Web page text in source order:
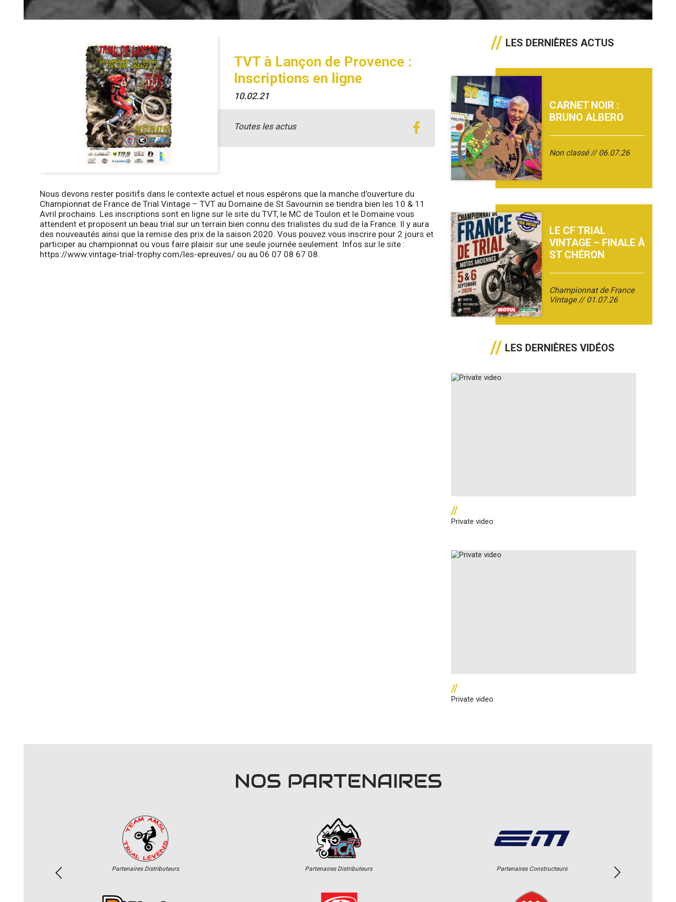
TVT à Lançon de Provence :
Inscriptions en ligne
10.02.21
Toutes les actus
Nous devons rester positifs dans le contexte actuel et nous espérons que la manche d’ouverture du
Championnat de France de Trial Vintage – TVT au Domaine de St Savournin se tiendra bien les 10 & 11
Avril prochains. Les inscriptions sont en ligne sur le site du TVT, le MC de Toulon et le Domaine vous
attendent et proposent un beau trial sur un terrain bien connu des trialistes du sud de la France. Il y aura
des nouveautés ainsi que la remise des prix de la saison 2020. Vous pouvez vous inscrire pour 2 jours et
participer au championnat ou vous faire plaisir sur une seule journée seulement. Infos sur le site :
https://www.vintage-trial-trophy.com/les-epreuves/ ou au 06 07 08 67 08.
LES DERNIÈRES ACTUS
CARNET NOIR :
BRUNO ALBERO
Non classé 06.07.26
LE CF TRIAL
VINTAGE – FINALE À
ST CHÉRON
Championnat de France
Vintage
01.07.26
LES DERNIÈRES VIDÉOS
//
Private video
//
Private video
NOS PARTENAIRES
Partenaires Distributeurs Partenaires Distributeurs Partenaires Constructeurs